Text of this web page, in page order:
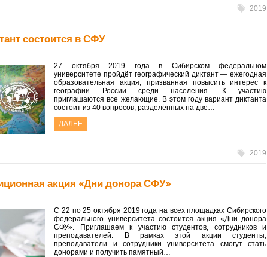
2019
состоится в СФУ
27 октября 2019 года в Сибирском федеральном
университете пройдёт географический диктант — ежегодная
образовательная акция, призванная повысить интерес к
географии России среди населения. К участию
приглашаются все желающие. В этом году вариант диктанта
состоит из 40 вопросов, разделённых на две…
ДАЛЕЕ
2019
акция «Дни донора СФУ»
С 22 по 25 октября 2019 года на всех площадках Сибирского
федерального университета состоится акция «Дни донора
СФУ». Приглашаем к участию студентов, сотрудников и
преподавателей. В рамках этой акции студенты,
преподаватели и сотрудники университета смогут стать
донорами и получить памятный…